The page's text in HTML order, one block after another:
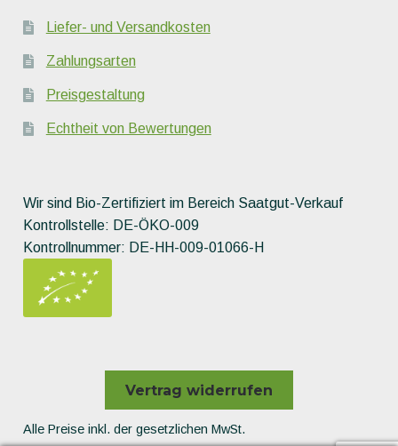
Liefer- und Versandkosten
Zahlungsarten
Preisgestaltung
Echtheit von Bewertungen
Wir sind Bio-Zertifiziert im Bereich Saatgut-Verkauf
Kontrollstelle: DE-ÖKO-009
Kontrollnummer: DE-HH-009-01066-H
Vertrag widerrufen
Alle Preise inkl. der gesetzlichen MwSt.